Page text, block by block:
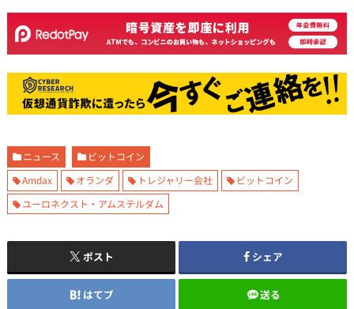
ニュース
ビットコイン
Amdax
オランダ トレジャリー会社
ビットコイン
ユーロネクスト・アムステルダム
ポスト シェア
はてブ 送る